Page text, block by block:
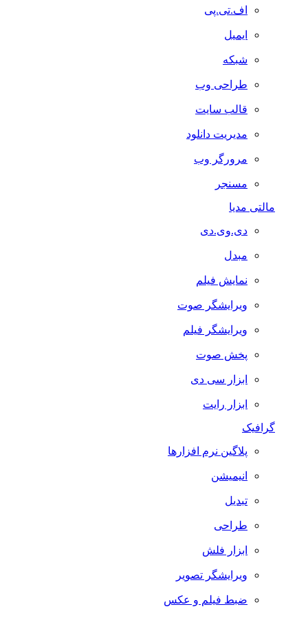
اف.تی.پی
ایمیل
شبکه
طراحی وب
قالب سایت
مدیریت دانلود
مرورگر وب
مسنجر
مالتی مدیا
دی.وی.دی
مبدل
نمایش فیلم
ویرایشگر صوت
ویرایشگر فیلم
پخش صوت
ابزار سی دی
ابزار رایت
گرافیک
پلاگین نرم افزارها
انیمیشن
تبدیل
طراحی
ابزار فلش
ویرایشگر تصویر
ضبط فيلم و عكس